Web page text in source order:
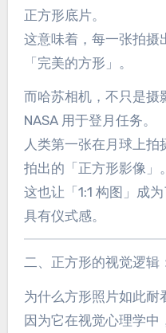
正方形底片。
这意味着，每一张拍摄
「完美的方形」。
而哈苏相机，不只是摄
NASA 用于登月任务。
人类第一张在月球上
拍出的「正方形影像」。
这也让「1:1 构图」成
具有仪式感。
二、正方形的视觉逻辑
为什么方形照片如此耐
因为它在视觉心理学中